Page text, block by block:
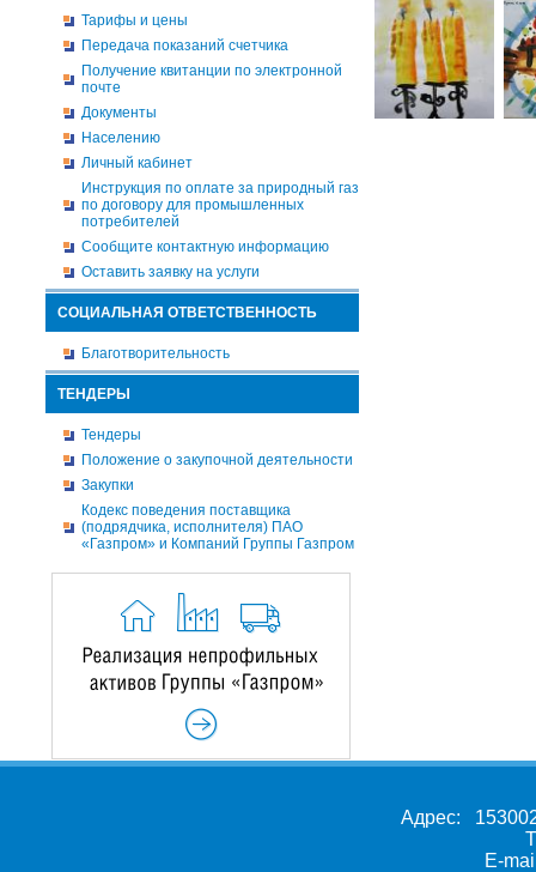
Тарифы и цены
Передача показаний счетчика
Получение квитанции по электронной
почте
Документы
Населению
Личный кабинет
Инструкция по оплате за природный газ
по договору для промышленных
потребителей
Сообщите контактную информацию
Оставить заявку на услуги
СОЦИАЛЬНАЯ ОТВЕТСТВЕННОСТЬ
Благотворительность
ТЕНДЕРЫ
Тендеры
Положение о закупочной деятельности
Закупки
Кодекс поведения поставщика
(подрядчика, исполнителя) ПАО
«Газпром» и Компаний Группы Газпром
Адрес:
E-